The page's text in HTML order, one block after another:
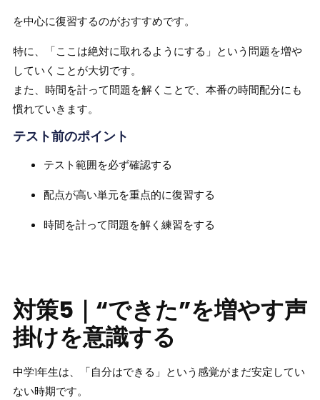
を中心に復習するのがおすすめです。
特に、「ここは絶対に取れるようにする」という問題を増や
していくことが大切です。
また、時間を計って問題を解くことで、本番の時間配分にも
慣れていきます。
テスト前のポイント
テスト範囲を必ず確認する
配点が高い単元を重点的に復習する
時間を計って問題を解く練習をする
対策5｜“できた”を増やす声
掛けを意識する
中学1年生は、「自分はできる」という感覚がまだ安定してい
ない時期です。